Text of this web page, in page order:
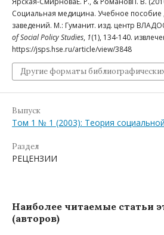
Социальная медицина. Учебное пособие
заведений. М.: Гуманит. изд. центр
of Social Policy Studies, 1(1), 134-140.
https://jsps.hse.ru/article/view/3848
Другие форматы
Выпуск
Том 1 № 1 (2003): Теория
Раздел
РЕЦЕНЗИИ
Наиболее читаемые статьи
(авторов)